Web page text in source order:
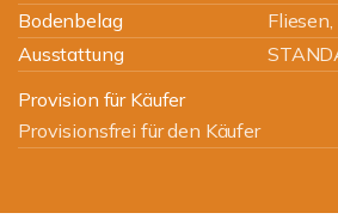
Bodenbelag
Ausstattung
Provision für Käufer
Provisionsfrei für den Käufer